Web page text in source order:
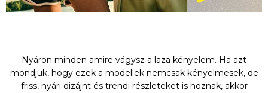
Nyáron minden amire vágysz a laza kényelem. Ha azt
mondjuk, hogy ezek a modellek nemcsak kényelmesek, de
friss, nyári dizájnt és trendi részleteket is hoznak, akkor